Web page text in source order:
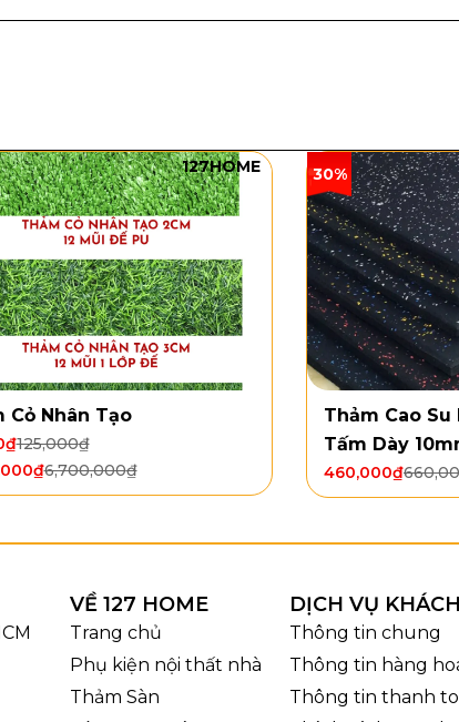
Đế cước
độ dày: 6mm
trọng lượng: 1400g/m²
thảm: 4m
dụng: Văn phòng, khách sạn, hội trường, phòng
127HOME
Cỏ Nhân Tạo
125,000₫
₫
6,700,000₫
₫
30%
Thảm Cao Su
Tấm Dày
460,000₫
VỀ 127 HOME
Trang chủ
Phụ kiện nội thất nhà
Thảm Sàn
DỊCH VỤ
Thông tin chung
Thông tin hàng
Thông tin thanh